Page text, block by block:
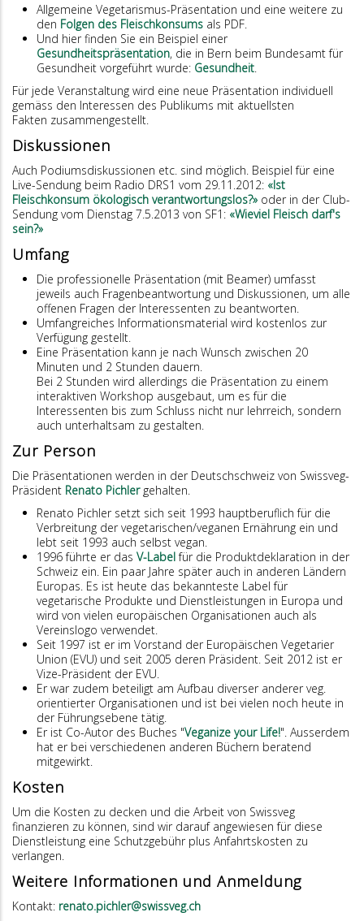
Allgemeine Vegetarismus-Präsentation und eine weitere zu
den Folgen des Fleischkonsums als PDF.
Und hier finden Sie ein Beispiel einer
Gesundheitspräsentation, die in Bern beim Bundesamt für
Gesundheit vorgeführt wurde: Gesundheit
Für jede Veranstaltung wird eine neue Präsentation individuell
gemäss den Interessen des Publikums mit aktuellsten
Fakten zusammengestellt.
Diskussionen
Auch Podiumsdiskussionen etc. sind möglich. Beispiel für eine
Live-Sendung beim Radio DRS1 vom 29.11.2012: «Ist
Fleischkonsum ökologisch verantwortungslos?» oder in der Club-
Sendung vom Dienstag 7.5.2013 von SF1: «Wieviel Fleisch darf's
sein?»
Umfang
Die professionelle Präsentation (mit Beamer) umfasst
jeweils auch Fragenbeantwortung und Diskussionen, um alle
offenen Fragen der Interessenten zu beantworten.
Umfangreiches Informationsmaterial wird kostenlos zur
Verfügung gestellt.
Eine Präsentation kann je nach Wunsch zwischen 20
Minuten und 2 Stunden dauern.
Bei 2 Stunden wird allerdings die Präsentation zu einem
interaktiven Workshop ausgebaut, um es für die
Interessenten bis zum Schluss nicht nur lehrreich, sondern
auch unterhaltsam zu gestalten.
Zur Person
Die Präsentationen werden in der Deutschschweiz von Swissveg-
Präsident Renato Pichlergehalten.
Renato Pichler setzt sich seit 1993 hauptberuflich für die
Verbreitung der vegetarischen/veganen Ernährung ein und
lebt seit 1993 auch selbst vegan.
1996 führte er das V-Labelfür die Produktdeklaration in der
Schweiz ein. Ein paar Jahre später auch in anderen Ländern
Europas. Es ist heute das bekannteste Label für
vegetarische Produkte und Dienstleistungen in Europa und
wird von vielen europäischen Organisationen auch als
Vereinslogo verwendet.
Seit 1997 ist er im Vorstand der Europäischen Vegetarier
Union (EVU) und seit 2005 deren Präsident. Seit 2012 ist er
Vize-Präsident der EVU.
Er war zudem beteiligt am Aufbau diverser anderer veg.
orientierter Organisationen und ist bei vielen noch heute in
der Führungsebene tätig.
Er ist Co-Autor des Buches "Veganize your Life!". Ausserdem
hat er bei verschiedenen anderen Büchern beratend
mitgewirkt.
Kosten
Um die Kosten zu decken und die Arbeit von Swissveg
finanzieren zu können, sind wir darauf angewiesen für diese
Dienstleistung eine Schutzgebühr plus Anfahrtskosten zu
verlangen.
Weitere Informationen und Anmeldung
Kontakt: renato.pichler@swissveg.ch